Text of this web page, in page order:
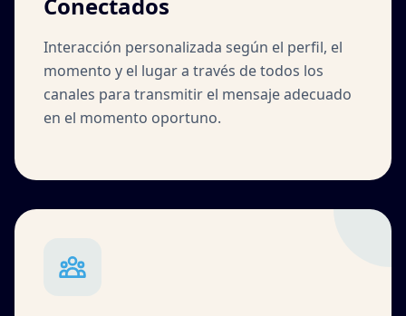
Interacción personalizada según el perfil, el
momento y el lugar a través de todos los
canales para transmitir el mensaje adecuado
en el momento oportuno.